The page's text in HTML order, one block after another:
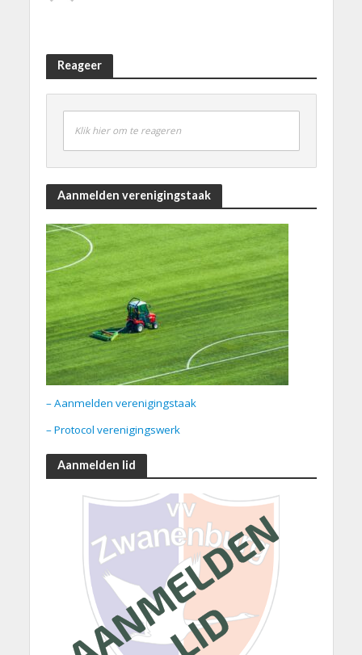
Reageer
Klik hier om te reageren
Aanmelden verenigingstaak
– Aanmelden verenigingstaak
– Protocol verenigingswerk
Aanmelden lid